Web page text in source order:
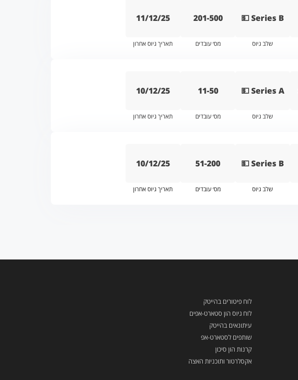
💵 Series B
שלב גיוס
201-500
מס׳ עובדים
11/12/25
תאריך גיוס אחרון
💵 Series A
שלב גיוס
11-50
מס׳ עובדים
10/12/25
תאריך גיוס אחרון
💵 Series B
שלב גיוס
51-200
מס׳ עובדים
10/12/25
תאריך גיוס אחרון
לוח פיטורים בהייטק
לוח גיוס הון סטארט-אפים
עיתונאים בהייטק
שותפים לסטארט-אפ
קרנות הון סיכון
אקסלרטור ותוכניות האצה